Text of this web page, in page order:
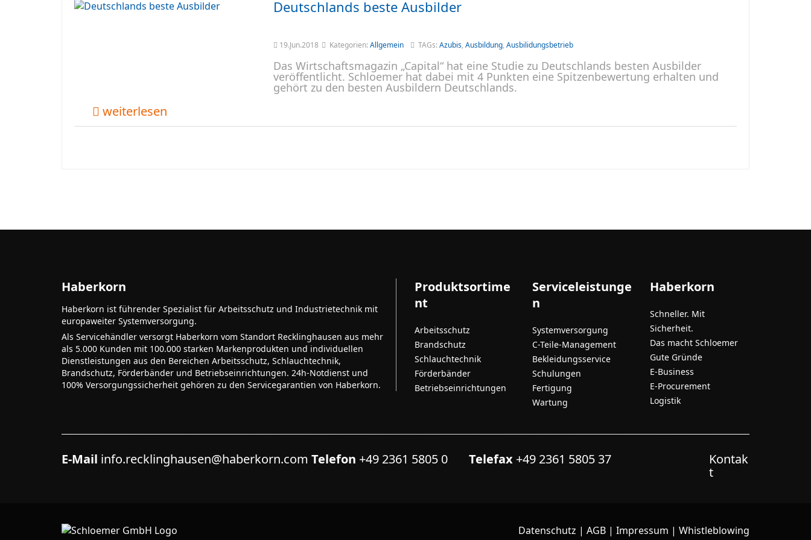
Deutschlands beste Ausbilder
19.Jun.2018 Kategorien:Allgemein TAGs:Azubis, Ausbildung, Ausbilidungsbetrieb
Das Wirtschaftsmagazin „Capital“ hat eine Studie zu Deutschlands besten Ausbilder
veröffentlicht. Schloemer hat dabei mit 4 Punkten eine Spitzenbewertung erhalten und
gehört zu den besten Ausbildern Deutschlands.
weiterlesen
Haberkorn
Haberkorn ist führender Spezialist für Arbeitsschutz und Industrietechnik mit
europaweiter Systemversorgung.
Als Servicehändler versorgt Haberkorn vom Standort Recklinghausen aus mehr
als 5.000 Kunden mit 100.000 starken Markenprodukten und individuellen
Dienstleistungen aus den Bereichen Arbeitsschutz, Schlauchtechnik,
Brandschutz, Förderbänder und Betriebseinrichtungen. 24h-Notdienst und
100% Versorgungssicherheit gehören zu den Servicegarantien von Haberkorn.
Produktsortime
nt
Arbeitsschutz
Brandschutz
Schlauchtechnik
Förderbänder
Betriebseinrichtungen
Serviceleistunge
n
Systemversorgung
C-Teile-Management
Bekleidungsservice
Schulungen
Fertigung
Wartung
Haberkorn
Schneller. Mit
Sicherheit.
Das macht Schloemer
Gute Gründe
E-Business
E-Procurement
Logistik
E-Mail info.recklinghausen@haberkorn.com Telefon +49 2361 5805 0 Telefax +49 2361 5805 37
Kontak
t
Datenschutz | AGB | Impressum | Whistleblowing